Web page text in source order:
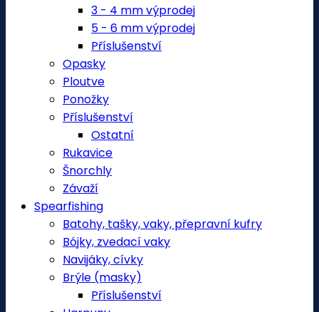
3 - 4 mm výprodej
5 - 6 mm výprodej
Příslušenství
Opasky
Ploutve
Ponožky
Příslušenství
Ostatní
Rukavice
Šnorchly
Závaží
Spearfishing
Batohy, tašky, vaky, přepravní kufry
Bójky, zvedací vaky
Navijáky, cívky
Brýle (masky)
Příslušenství